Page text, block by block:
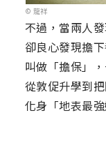
© 龍祥
不過，當兩人
卻良心發現擔
叫做「擔保」
從敦促升學到
化身「地表最強